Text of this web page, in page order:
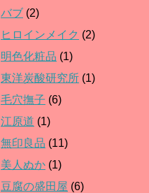
バブ (2)
ヒロインメイク (2)
明色化粧品 (1)
東洋炭酸研究所 (1)
毛穴撫子 (6)
江原道 (1)
無印良品 (11)
美人ぬか (1)
豆腐の盛田屋 (6)